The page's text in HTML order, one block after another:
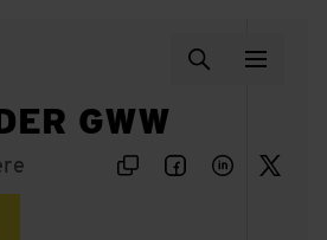
GWW